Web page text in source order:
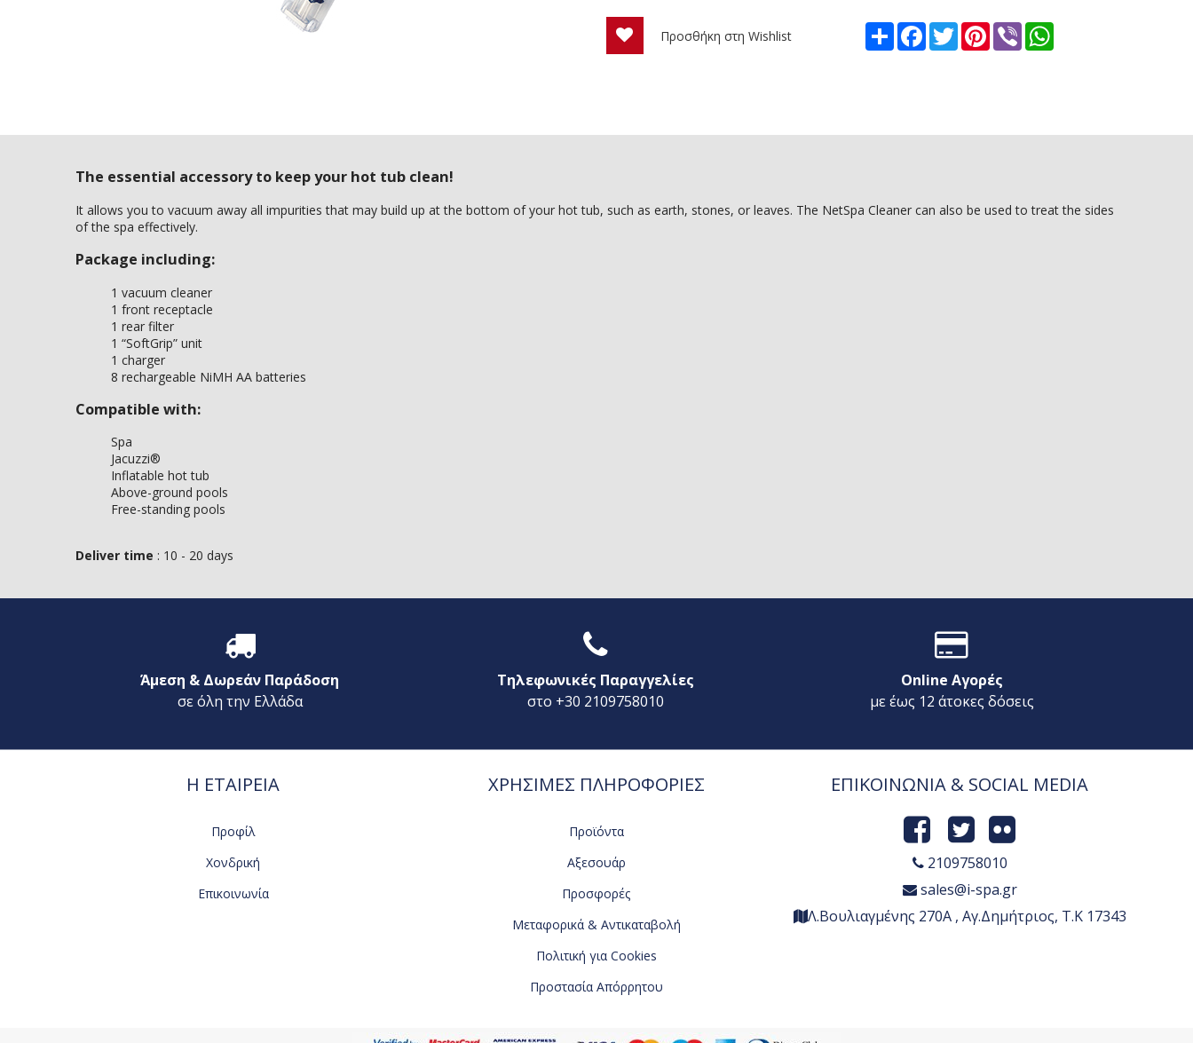
Προσθήκη στη Wishlist Share Facebook
TwitterPinterest
Viber
The essential accessory to keep your hot tub clean!
It allows you to vacuum away all impurities that may build up at the bottom of your hot tub, such as earth, stones, or leaves. The NetSpa Cleaner can also be used to treat the sides
of the spa effectively.
Package including:
1 vacuum cleaner
1 front receptacle
1 rear filter
1 “SoftGrip” unit
1 charger
8 rechargeable NiMH AA batteries
Compatible with:
Spa
Jacuzzi®
Inflatable hot tub
Above-ground pools
Free-standing pools
Deliver time : 10 - 20 days
Άμεση & Δωρεάν Παράδοση
σε όλη την Ελλάδα
Τηλεφωνικές Παραγγελίες
στο +30 2109758010
Online Αγορές
με έως 12 άτοκες δόσεις
Η ΕΤΑΙΡΕΙΑ
Προφίλ
Χονδρική
Επικοινωνία
ΧΡΗΣΙΜΕΣ ΠΛΗΡΟΦΟΡΙΕΣ
Προϊόντα
Αξεσουάρ
Προσφορές
Μεταφορικά & Αντικαταβολή
Πολιτική για Cookies
Προστασία Απόρρητου
ΕΠΙΚΟΙΝΩΝΙΑ & SOCIAL MEDIA
2109758010
sales@i-spa.gr
Λ.Βουλιαγμένης 270Α , Αγ.Δημήτριος, Τ.Κ 17343